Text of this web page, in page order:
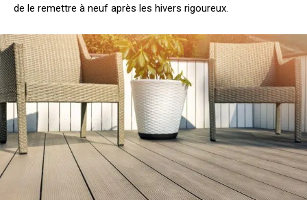
de le remettre à neuf après les hivers rigoureux.